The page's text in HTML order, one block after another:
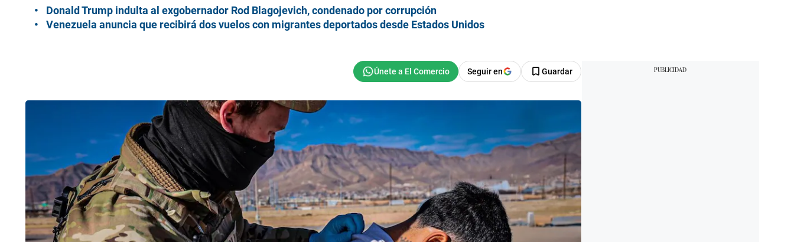
Donald Trump indulta al exgobernador Rod Blagojevich, condenado por corrupción
Venezuela anuncia que recibirá dos vuelos con migrantes deportados desde Estados Unidos
Seguir en Guardar